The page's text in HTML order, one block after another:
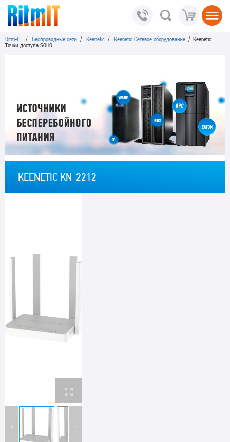
Ritm-IT / Беспроводные сети / Keenetic / Keenetic Сетевое оборудование / Keenetic
Точки доступа SOHO
KEENETIC KN-2212